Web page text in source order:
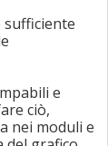
sufficiente
e
ciò,
nei moduli e